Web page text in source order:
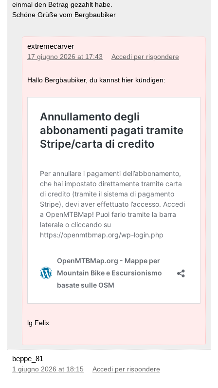
einmal den Betrag gezahlt habe.
Schöne Grüße vom Bergbaubiker
extremecarver
17 giugno 2026 at 17:43 Accedi per rispondere
Hallo Bergbaubiker, du kannst hier kündigen:
lg Felix
beppe_81
1 giugno 2026 at 18:15 Accedi per rispondere